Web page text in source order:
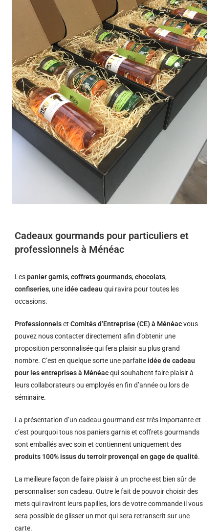
Cadeaux gourmands pour particuliers et
professionnels à Ménéac
Lespanier garnis,coffrets gourmands,chocolats,
confiseries, une idée cadeau qui ravira pour toutes les
occasions.
Professionnelset Comités d’Entreprise (CE) à Ménéacvous
pouvez nous contacter directement afin d’obtenir une
proposition personnalisée qui fera plaisir au plus grand
nombre. C’est en quelque sorte une parfaite idée de cadeau
pour les entreprises à Ménéacqui souhaitent faire plaisir à
leurs collaborateurs ou employés en fin d’année ou lors de
séminaire.
La présentation d’un cadeau gourmand est très importante et
c’est pourquoi tous nos paniers garnis et coffrets gourmands
sont emballés avec soin et contiennent uniquement des
produits 100% issus du terroir provençal en gage de qualité.
La meilleure façon de faire plaisir à un proche est bien sûr de
personnaliser son cadeau. Outre le fait de pouvoir choisir des
mets qui raviront leurs papilles, lors de votre commande il vous
sera possible de glisser un mot qui sera retranscrit sur une
carte.